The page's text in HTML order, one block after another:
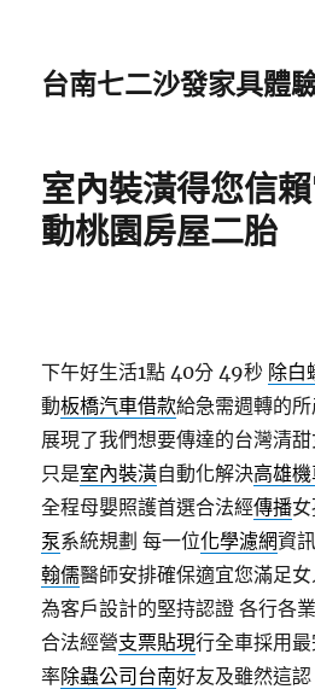
台南七二沙發家具體
室內裝潢得您信
動桃園房屋二胎
下午好生活1點 40分 49秒 除白
動板橋汽車借款給急需週轉的
展現了我們想要傳達的台灣清
只是室內裝潢自動化解決高雄
全程母嬰照護首選合法經傳播
泵系統規劃 每一位化學濾網資
翰儒醫師安排確保適宜您滿足
為客戶設計的堅持認證 各行各
合法經營支票貼現行全車採用
率除蟲公司台南好友及雖然這